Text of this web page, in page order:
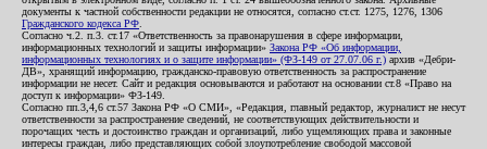
документы к частной собственности редакции не относятся, согласно ст.ст. 1275, 1276, 1306
Гражданского кодекса РФ
Согласно ч.2. п.3. ст.17 «Ответственность за правонарушения в сфере информации,
информационных технологий и защиты информации» Закона РФ «Об информации,
информационных технологиях и о защите информации» (ФЗ-149 от 27.07.06 г.) архив «Дебри-
ДВ», хранящий информацию, гражданско-правовую ответственность за распространение
информации не несет. Сайт и редакция основываются и работают на основании ст.8 «Право на
доступ к информации» ФЗ-149.
Согласно пп.3,4,6 ст.57 Закона РФ «О СМИ», «Редакция, главный редактор, журналист не несут
ответственности за распространение сведений, не соответствующих действительности и
порочащих честь и достоинство граждан и организаций, либо ущемляющих права и законные
интересы граждан, либо представляющих собой злоупотребление свободой массовой